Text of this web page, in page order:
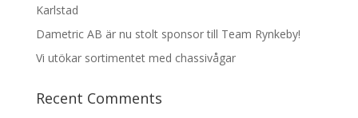
Karlstad
Dametric AB är nu stolt sponsor till Team Rynkeby!
Vi utökar sortimentet med chassivågar
Recent Comments